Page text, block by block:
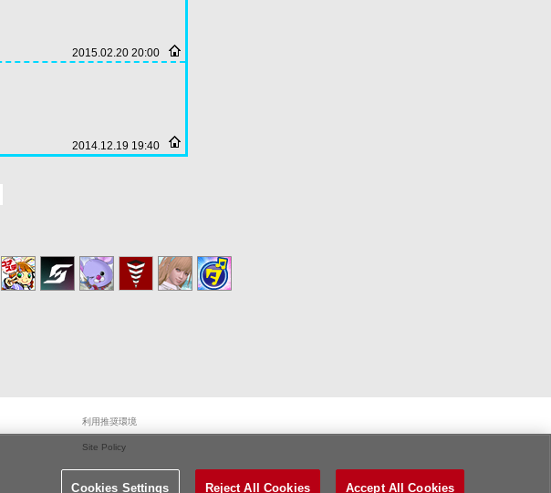
2015.02.20 20:00
2014.12.19 19:40
利用推奨環境
Site Policy
Cookies Settings Reject All Cookies Accept All Cookies